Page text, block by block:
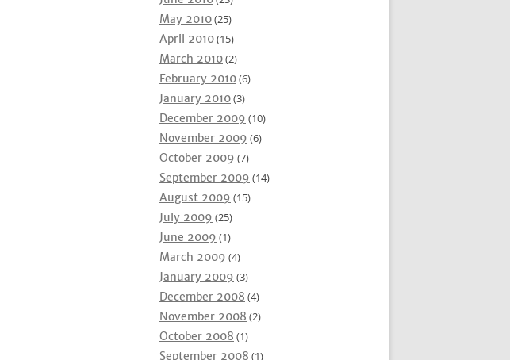
May 2010(25)
April 2010(15)
March 2010(2)
February 2010(6)
January 2010(3)
December 2009 (10)
November 2009 (6)
October 2009 (7)
September 2009 (14)
August 2009 (15)
July 2009 (25)
June 2009 (1)
March 2009 (4)
January 2009 (3)
December 2008 (4)
November 2008 (2)
October 2008 (1)
September 2008 (1)